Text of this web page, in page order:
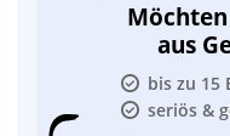
aus
bis zu 15
seriös &